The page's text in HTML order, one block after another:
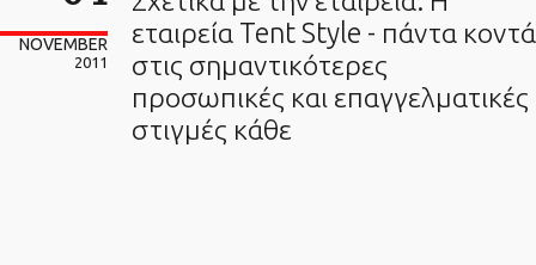
NOVEMBER
2011
εταιρεία Tent Style - πάντα κοντά
στις σημαντικότερες
προσωπικές και επαγγελματικές
στιγμές κάθε